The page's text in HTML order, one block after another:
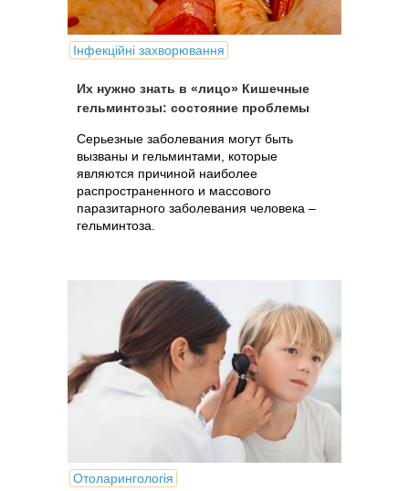
Інфекційні захворювання
Их нужно знать в «лицо» Кишечные
гельминтозы: состояние проблемы
Серьезные заболевания могут быть
вызваны и гельминтами, которые
являются причиной наиболее
распространенного и массового
паразитарного заболевания человека –
гельминтоза.
Отоларингологія